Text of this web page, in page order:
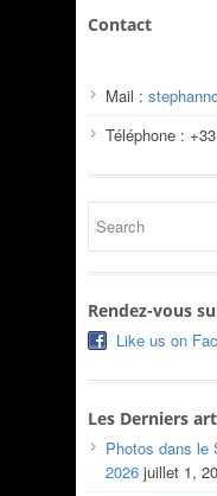
Contact
Mail :
Téléphone :
Rendez-vous
Like us on
Les Derniers
Photos dans le
2026 juillet 1,